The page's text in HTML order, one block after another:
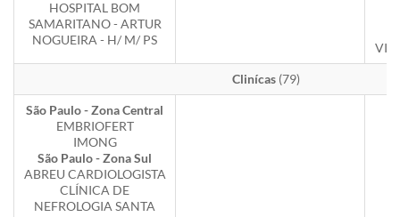
HOSPITAL BOM
SAMARITANO - ARTUR
NOGUEIRA - H/ M/ PS
Clinícas (79)
São Paulo - Zona Central
EMBRIOFERT
IMONG
São Paulo - Zona Sul
ABREU CARDIOLOGISTA
CLÍNICA DE
NEFROLOGIA SANTA